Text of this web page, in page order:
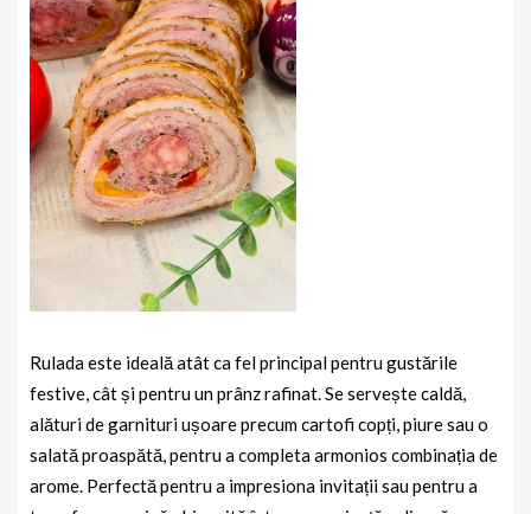
Rulada este ideală atât ca fel principal pentru gustările
festive, cât și pentru un prânz rafinat. Se servește caldă,
alături de garnituri ușoare precum cartofi copți, piure sau o
salată proaspătă, pentru a completa armonios combinația de
arome. Perfectă pentru a impresiona invitații sau pentru a